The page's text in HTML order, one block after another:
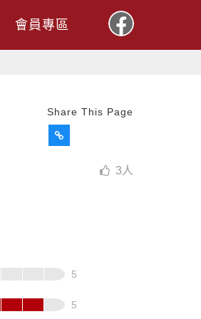
會員專區
Share This Page
3 人